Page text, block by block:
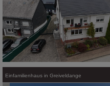
Einfamilienhaus in Greiveldange